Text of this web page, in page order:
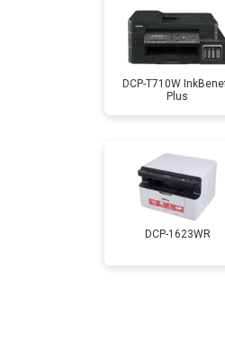
Замена
Замена Wi-Fi
Замена
Замена вала
DCP-T710W
Plus
DCP-1623WR